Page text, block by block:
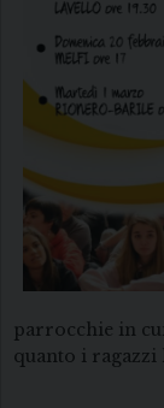
parrocchie in
quanto i ragazzi